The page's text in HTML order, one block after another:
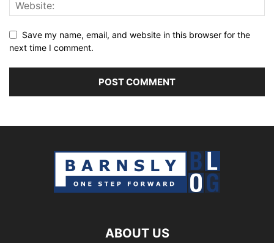
Save my name, email, and website in this browser for the
next time I comment.
ABOUT US